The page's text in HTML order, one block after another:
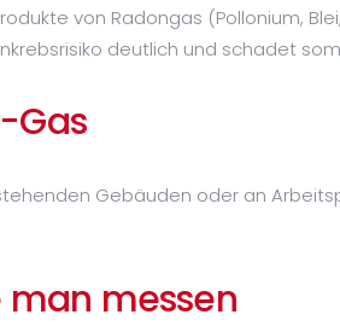
von Radongas (Pollonium,
deutlich und schadet
Gas
Gebäuden oder an
man messen